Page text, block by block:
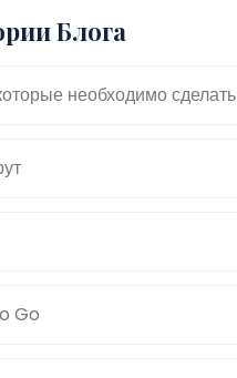
Блога
необходимо сделать
Go